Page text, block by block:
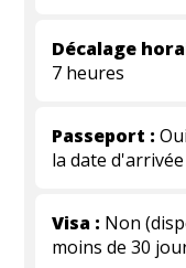
Décalage
7 heures
Passeport :
la date
Visa : Non
moins de 30